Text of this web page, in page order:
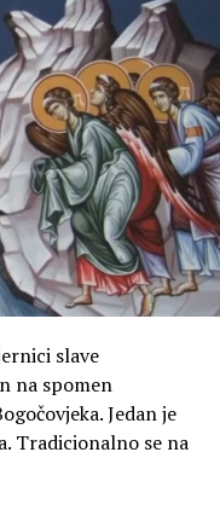
slave
na spomen
Jedan je
Tradicionalno se na